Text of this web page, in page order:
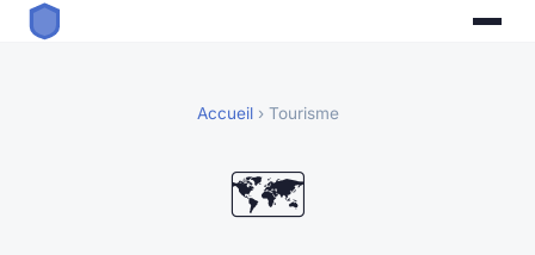
Accueil› Tourisme
🗺️